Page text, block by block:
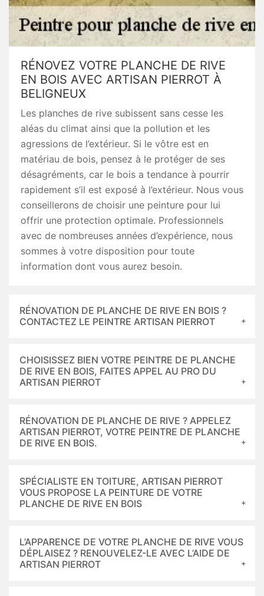
RÉNOVEZ VOTRE PLANCHE DE RIVE
EN BOIS AVEC ARTISAN PIERROT À
BELIGNEUX
Les planches de rive subissent sans cesse les
aléas du climat ainsi que la pollution et les
agressions de l’extérieur. Si le vôtre est en
matériau de bois, pensez à le protéger de ses
désagréments, car le bois a tendance à pourrir
rapidement s’il est exposé à l’extérieur. Nous vous
conseillerons de choisir une peinture pour lui
offrir une protection optimale. Professionnels
avec de nombreuses années d’expérience, nous
sommes à votre disposition pour toute
information dont vous aurez besoin.
RÉNOVATION DE PLANCHE DE RIVE EN BOIS ?
CONTACTEZ LE PEINTRE ARTISAN PIERROT
CHOISISSEZ BIEN VOTRE PEINTRE DE PLANCHE
DE RIVE EN BOIS, FAITES APPEL AU PRO DU
ARTISAN PIERROT
RÉNOVATION DE PLANCHE DE RIVE ? APPELEZ
ARTISAN PIERROT, VOTRE PEINTRE DE PLANCHE
DE RIVE EN BOIS.
SPÉCIALISTE EN TOITURE, ARTISAN PIERROT
VOUS PROPOSE LA PEINTURE DE VOTRE
PLANCHE DE RIVE EN BOIS
L’APPARENCE DE VOTRE PLANCHE DE RIVE VOUS
DÉPLAISEZ ? RENOUVELEZ-LE AVEC L’AIDE DE
ARTISAN PIERROT